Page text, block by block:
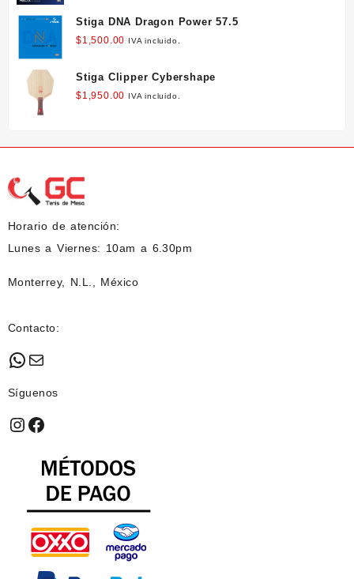
Stiga DNA Dragon Power 57.5
$1,500.00 IVA incluido.
Stiga Clipper Cybershape
$1,950.00 IVA incluido.
Horario de atención:
Lunes a Viernes: 10am a 6.30pm
Monterrey, N.L., México
Contacto:
WhatsApp
Mail
Síguenos
Instagram
Facebook